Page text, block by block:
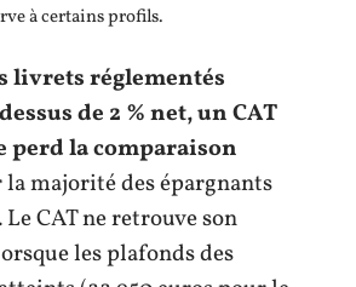
à certains profils.
livrets réglementés
de 2 % net, un CAT
perd la comparaison
majorité des épargnants
CAT ne retrouve son
les plafonds des